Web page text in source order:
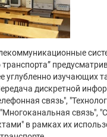
углубленно изучающих
дискретной
связь",
связь",
в рамках их